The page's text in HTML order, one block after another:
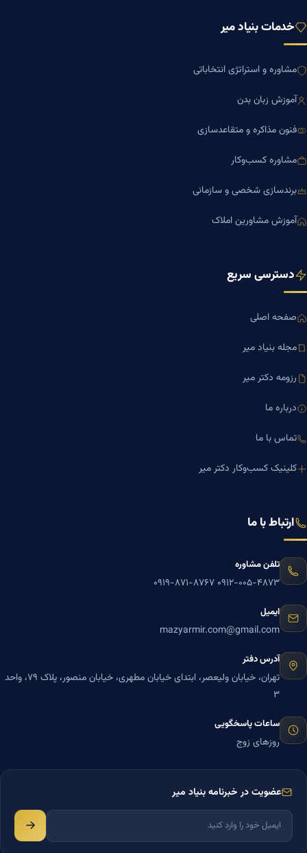
خدمات بنیاد میر
مشاوره و استراتژی انتخاباتی
آموزش زبان بدن
فنون مذاکره و متقاعدسازی
مشاوره کسب‌وکار
برندسازی شخصی و سازمانی
آموزش مشاورین املاک
دسترسی سریع
صفحه اصلی
مجله بنیاد میر
رزومه دکتر میر
درباره ما
تماس با ما
کلینیک کسب‌وکار دکتر میر
ارتباط با ما
تلفن مشاوره
۰۹۱۲-۰۰۵-۴۸۷۳ ۰۹۱۹-۸۷۱-۸۷۶۷
ایمیل
mazyarmir.com@gmail.com
آدرس دفتر
تهران، خیابان ولیعصر، ابتدای خیابان مطهری، خیابان منصور، پلاک ۷۹، واحد
۳
ساعات پاسخگویی
روزهای زوج
عضویت در خبرنامه بنیاد میر